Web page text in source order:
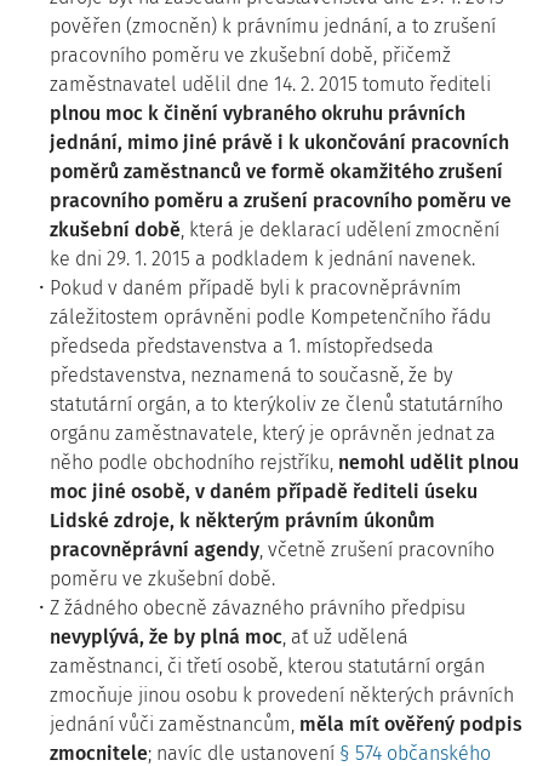
pověřen (zmocněn) k právnímu jednání, a to zrušení
pracovního poměru ve zkušební době, přičemž
zaměstnavatel udělil dne 14. 2. 2015 tomuto řediteli
plnou moc k činění vybraného okruhu právních
jednání, mimo jiné právě i k ukončování pracovních
poměrů zaměstnanců ve formě okamžitého zrušení
pracovního poměru a zrušení pracovního poměru ve
zkušební době, která je deklarací udělení zmocnění
ke dni 29. 1. 2015 a podkladem k jednání navenek.
Pokud v daném případě byli k pracovněprávním
záležitostem oprávněni podle Kompetenčního řádu
předseda představenstva a 1. místopředseda
představenstva, neznamená to současně, že by
statutární orgán, a to kterýkoliv ze členů statutárního
orgánu zaměstnavatele, který je oprávněn jednat za
něho podle obchodního rejstříku, nemohl udělit plnou
moc jiné osobě, v daném případě řediteli úseku
Lidské zdroje, k některým právním úkonům
pracovněprávní agendy, včetně zrušení pracovního
poměru ve zkušební době.
Z žádného obecně závazného právního předpisu
nevyplývá, že by plná moc, ať už udělená
zaměstnanci, či třetí osobě, kterou statutární orgán
zmocňuje jinou osobu k provedení některých právních
jednání vůči zaměstnancům, měla mít ověřený podpis
zmocnitele; navíc dle ustanovení § 574 občanského